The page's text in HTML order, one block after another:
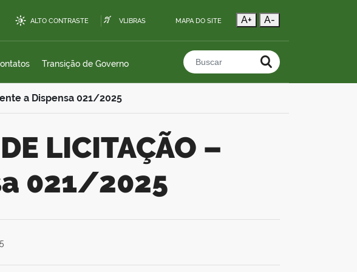
ALTO CONTRASTE VLIBRAS MAPA DO SITE A+ A-
Transição de Governo Buscar no portal
a Dispensa 021/2025
021/2025